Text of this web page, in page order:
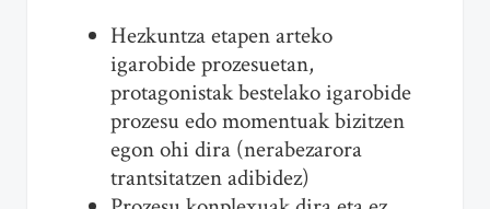
Hezkuntza etapen arteko
igarobide prozesuetan,
protagonistak bestelako igarobide
prozesu edo momentuak bizitzen
egon ohi dira (nerabezarora
trantsitatzen adibidez)